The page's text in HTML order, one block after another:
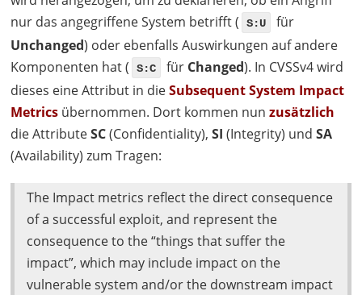
nur das angegriffene System betrifft (
S:U
für
Unchanged) oder ebenfalls Auswirkungen auf andere
Komponenten hat (
S:C für Changed). In CVSSv4 wird
dieses eine Attribut in dieSubsequent System Impact
Metrics übernommen. Dort kommen nunzusätzlich
die AttributeSC(Confidentiality),SI (Integrity) undSA
(Availability) zum Tragen:
The Impact metrics reflect the direct consequence
of a successful exploit, and represent the
consequence to the “things that suffer the
impact”, which may include impact on the
vulnerable system and/or the downstream impact